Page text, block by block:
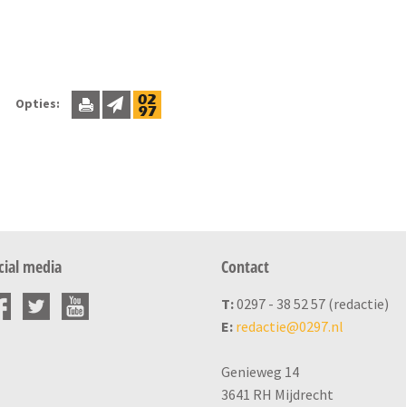
Opties:
media Contact
T:0297 - 38 52 57 (redactie)
E: redactie@0297.nl
Genieweg 14
3641 RH Mijdrecht